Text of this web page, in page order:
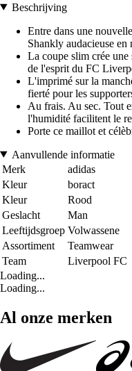
Beschrijving
Entre dans une
Shankly audacieuse
La coupe slim crée
de l'esprit du FC
L'imprimé sur la
fierté pour les
Au frais. Au sec. Tout
l'humidité facilitent le
Porte ce maillot et
Aanvullende informatie
Merk
adidas
Kleur
boract
Kleur
Rood
Geslacht
Man
Leeftijdsgroep Volwassene
Assortiment
Teamwear
Team
Liverpool FC
Loading...
Loading...
Al onze merken